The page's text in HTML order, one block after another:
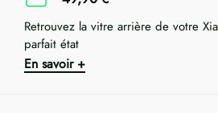
Retrouvez la vitre arrière de votre
parfait état
En savoir +